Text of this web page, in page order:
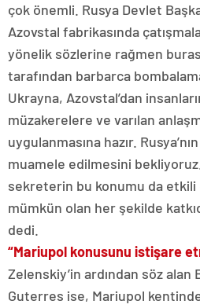
çok önemli. Rusya Devlet
Azovstal fabrikasında
yönelik sözlerine rağmen
tarafından barbarca
Ukrayna, Azovstal’dan
müzakerelere ve varılan
uygulanmasına hazır.
muamele edilmesini
sekreterin bu konumu da etkili
mümkün olan her şekilde
dedi.
“Mariupol konusunu istişare
Zelenskiy’in ardından söz alan
Guterres ise, Mariupol